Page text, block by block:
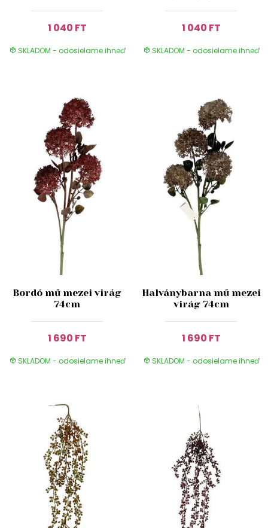
1 040 FT
SKLADOM - odosielame ihneď
1 040 FT
SKLADOM - odosielame ihneď
Bordó mű mezei virág
74cm
1 690 FT
SKLADOM - odosielame ihneď
Halványbarna mű mezei
virág 74cm
1 690 FT
SKLADOM - odosielame ihneď